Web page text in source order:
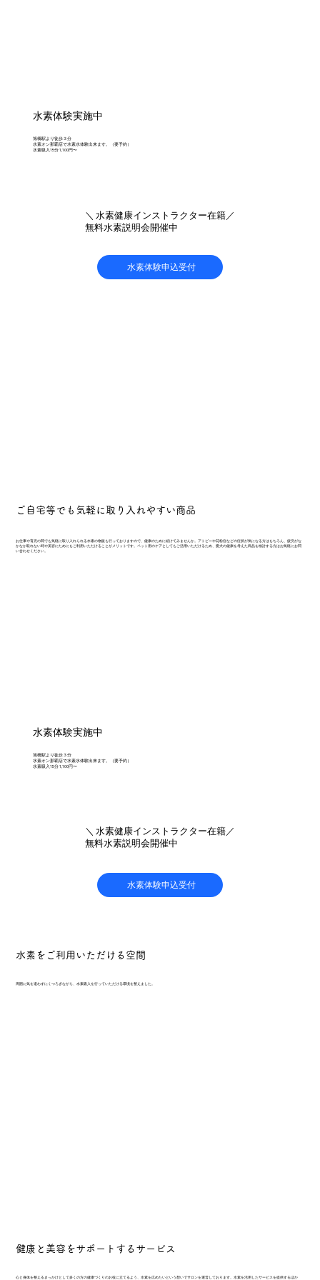
水素体験実施中
旭橋駅より徒歩３分
水素オン那覇店で水素水体験出来ます。（要予約）
水素吸入15分 1,100円〜
水素体験申込受付
＼ 水素健康インストラクター在籍／
無料水素説明会開催中
お仕事や育児の間でも気軽に取り入れられる水素の物販も行っておりますので、健康のために続けてみませんか。アトピーや花粉症などの症状が気になる方はもちろん、疲労がな
かなか取れない時や美容にためにもご利用いただけることがメリットです。ペット用のケアとしてもご活用いただけるため、愛犬の健康を考えた商品を検討する方はお気軽にお問
い合わせください。
ご自宅等でも気軽に取り入れやすい商品
水素体験実施中
旭橋駅より徒歩３分
水素オン那覇店で水素水体験出来ます。（要予約）
水素吸入15分 1,100円〜
水素体験申込受付
＼ 水素健康インストラクター在籍／
無料水素説明会開催中
周囲に気を遣わずにくつろぎながら、水素吸入を行っていただける環境を整えました。
水素をご利用いただける空間
心と身体を整えるきっかけとして多くの方の健康づくりのお役に立てるよう、水素を広めたいという想いでサロンを運営しております。水素を活用したサービスを提供するほか
健康と美容をサポートするサービス